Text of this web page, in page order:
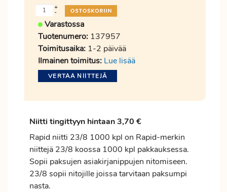
-
+
Varastossa
Tuotenumero: 137957
Toimitusaika: 1-2 päivää
Ilmainen toimitus: Lue lisää
VERTAA NIITTEJÄ
Niitti tingittyyn hintaan 3,70 €
Rapid niitti 23/8 1000 kpl on Rapid-merkin
niittejä 23/8 koossa 1000 kpl pakkauksessa.
Sopii paksujen asiakirjanippujen nitomiseen.
23/8 sopii nitojille joissa tarvitaan paksumpi
nasta.